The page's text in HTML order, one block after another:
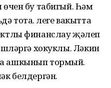
бу табигый. Һәм
тота. Әлеге вакытта
финанслау җәлеп
хокуклы. Ләкин
ашкынып тормый.
белдергән.